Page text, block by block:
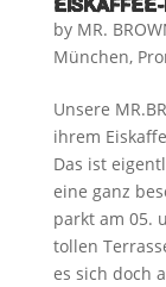
by MR.
München,
Unsere
ihrem
Das ist
eine ganz
parkt am 05.
tollen
es sich doch